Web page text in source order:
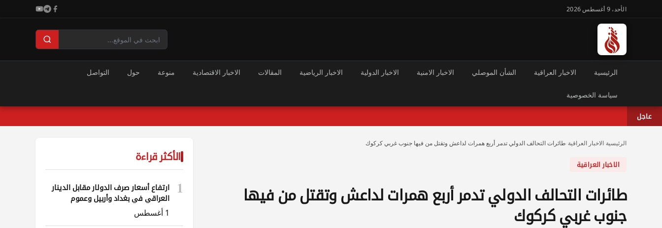
الأحد، 9 أغسطس 2026
الرئيسية الاخبار العراقية الشأن الموصلي الاخبار الامنية الاخبار الدولية الاخبار الرياضية المقالات الاخبار الاقتصادية منوعة حول التواصل
سياسة الخصوصية
عاجل
الرئيسية الاخبار العراقية طائرات التحالف الدولي تدمر أربع همرات لداعش وتقتل من فيها جنوب غربي كركوك
الاخبار العراقية
طائرات التحالف الدولي تدمر أربع همرات لداعش وتقتل من فيها
جنوب غربي كركوك
الأكثر قراءة
1
ارتفاع أسعار صرف الدولار مقابل الدينار
العراقي في بغداد وأربيل وعموم
المحافظات
1 أغسطس